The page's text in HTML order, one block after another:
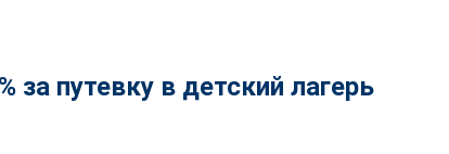
путевку в детский лагерь